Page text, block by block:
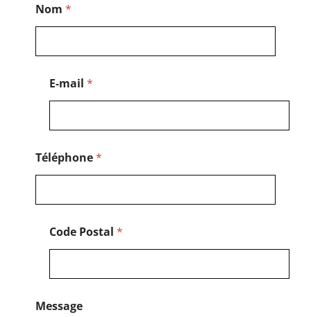
Nom *
E-mail *
Téléphone*
Code Postal *
Message